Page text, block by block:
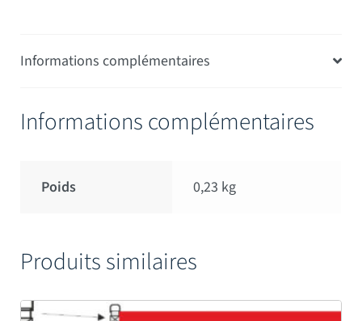
Informations complémentaires
Informations complémentaires
Poids 0,23 kg
Produits similaires